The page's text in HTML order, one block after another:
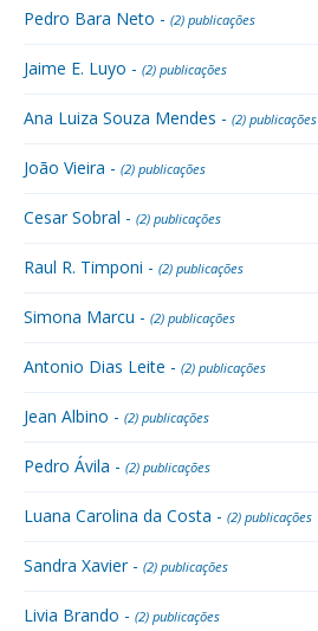
Pedro Bara Neto - (2) publicações
Jaime E. Luyo - (2) publicações
Ana Luiza Souza Mendes - (2) publicações
João Vieira - (2) publicações
Cesar Sobral - (2) publicações
Raul R. Timponi - (2) publicações
Simona Marcu - (2) publicações
Antonio Dias Leite - (2) publicações
Jean Albino - (2) publicações
Pedro Ávila - (2) publicações
Luana Carolina da Costa - (2) publicações
Sandra Xavier - (2) publicações
Livia Brando - (2) publicações